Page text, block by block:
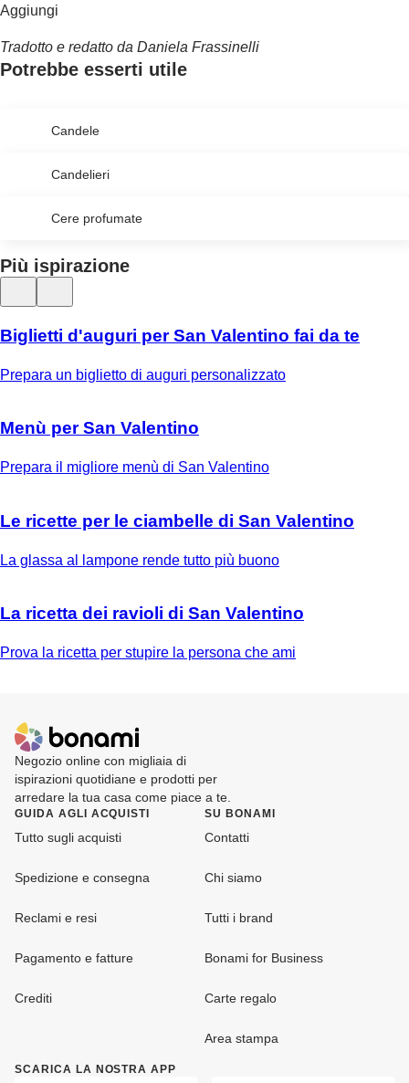
Aggiungi
Tradotto e redatto da Daniela Frassinelli
Potrebbe esserti utile
Candele
Candelieri
Cere profumate
Più ispirazione
Biglietti d'auguri per San Valentino fai da te
Prepara un biglietto di auguri personalizzato
Menù per San Valentino
Prepara il migliore menù di San Valentino
Le ricette per le ciambelle di San Valentino
La glassa al lampone rende tutto più buono
La ricetta dei ravioli di San Valentino
Prova la ricetta per stupire la persona che ami
Negozio online con migliaia di
ispirazioni quotidiane e prodotti per
arredare la tua casa come piace a te.
GUIDA AGLI ACQUISTI
Tutto sugli acquisti
Spedizione e consegna
Reclami e resi
Pagamento e fatture
Crediti
SU BONAMI
Contatti
Chi siamo
Tutti i brand
Bonami for Business
Carte regalo
Area stampa
SCARICA LA NOSTRA APP